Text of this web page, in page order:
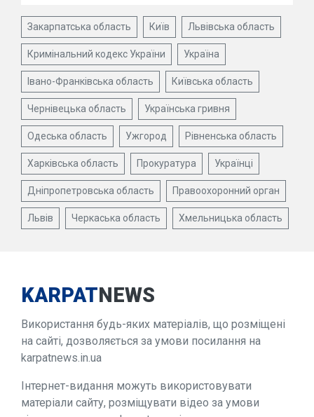
Закарпатська область Київ Львівська область
Кримінальний кодекс України Україна
Івано-Франківська область Київська область
Чернівецька область Українська гривня
Одеська область Ужгород Рівненська область
Харківська область Прокуратура Українці
Дніпропетровська область Правоохоронний орган
Львів Черкаська область Хмельницька область
KARPATNEWS
Використання будь-яких матеріалів, що розміщені
на сайті, дозволяється за умови посилання на
karpatnews.in.ua
Інтернет-видання можуть використовувати
матеріали сайту, розміщувати відео за умови